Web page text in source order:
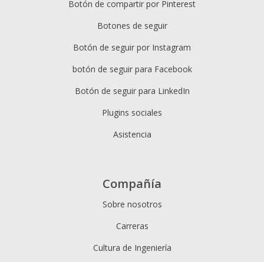
Botón de compartir por Pinterest
Botones de seguir
Botón de seguir por Instagram
botón de seguir para Facebook
Botón de seguir para LinkedIn
Plugins sociales
Asistencia
Compañía
Sobre nosotros
Carreras
Cultura de Ingeniería